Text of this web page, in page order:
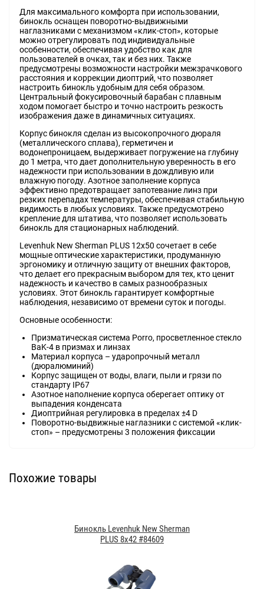
Для максимального комфорта при использовании,
бинокль оснащен поворотно-выдвижными
наглазниками с механизмом «клик-стоп», которые
можно отрегулировать под индивидуальные
особенности, обеспечивая удобство как для
пользователей в очках, так и без них. Также
предусмотрены возможности настройки межзрачкового
расстояния и коррекции диоптрий, что позволяет
настроить бинокль удобным для себя образом.
Центральный фокусировочный барабан с плавным
ходом помогает быстро и точно настроить резкость
изображения даже в динамичных ситуациях.
Корпус бинокля сделан из высокопрочного дюраля
(металлического сплава), герметичен и
водонепроницаем, выдерживает погружение на глубину
до 1 метра, что дает дополнительную уверенность в его
надежности при использовании в дождливую или
влажную погоду. Азотное заполнение корпуса
эффективно предотвращает запотевание линз при
резких перепадах температуры, обеспечивая стабильную
видимость в любых условиях. Также предусмотрено
крепление для штатива, что позволяет использовать
бинокль для стационарных наблюдений.
Levenhuk New Sherman PLUS 12x50 сочетает в себе
мощные оптические характеристики, продуманную
эргономику и отличную защиту от внешних факторов,
что делает его прекрасным выбором для тех, кто ценит
надежность и качество в самых разнообразных
условиях. Этот бинокль гарантирует комфортные
наблюдения, независимо от времени суток и погоды.
Основные особенности:
Призматическая система Porro, просветленное стекло
BaK-4 в призмах и линзах
Материал корпуса – ударопрочный металл
(дюралюминий)
Корпус защищен от воды, влаги, пыли и грязи по
стандарту IP67
Азотное наполнение корпуса оберегает оптику от
выпадения конденсата
Диоптрийная регулировка в пределах ±4 D
Поворотно-выдвижные наглазники с системой «клик-
стоп» – предусмотрены 3 положения фиксации
Похожие товары
Бинокль Levenhuk New Sherman
PLUS 8x42 #84609